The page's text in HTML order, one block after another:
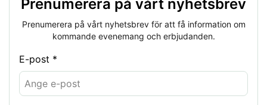
Prenumerera på vårt nyhetsbrev
Prenumerera på vårt nyhetsbrev för att få information om
kommande evenemang och erbjudanden.
E-post *